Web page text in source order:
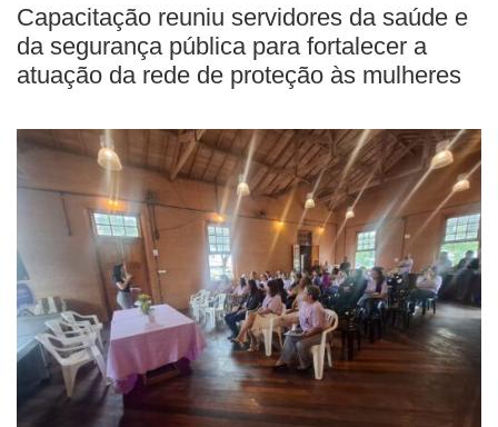
Capacitação reuniu servidores da saúde e
da segurança pública para fortalecer a
atuação da rede de proteção às mulheres